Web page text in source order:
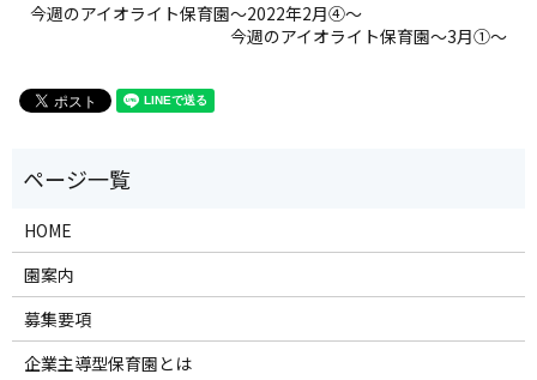
今週のアイオライト保育園～2022年2月④～
今週のアイオライト保育園～3月①～
HOME
園案内
募集要項
企業主導型保育園とは